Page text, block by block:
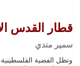
قطار القدس
سمير مندي
وتظل الفضية